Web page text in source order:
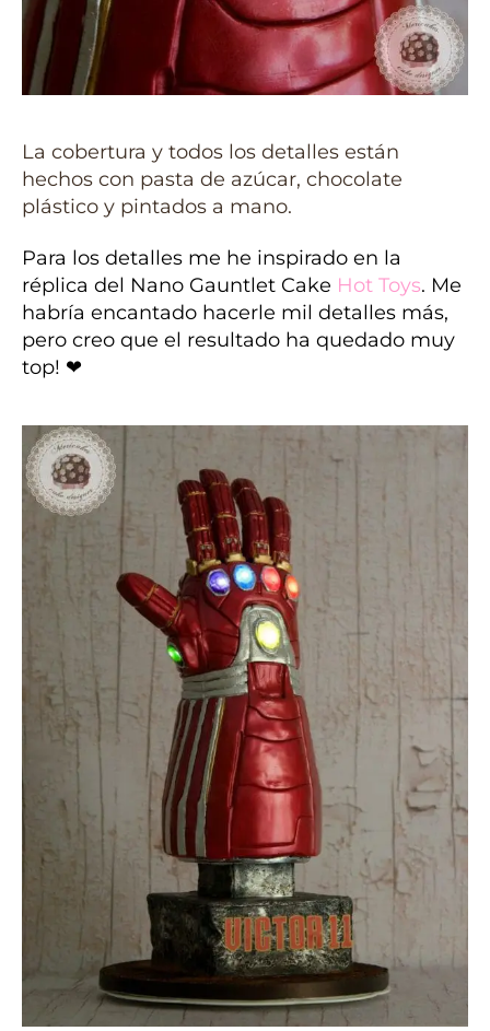
La cobertura y todos los detalles están
hechos con pasta de azúcar, chocolate
plástico y pintados a mano.
Para los detalles me he inspirado en la
réplica del Nano Gauntlet Cake Hot Toys. Me
habría encantado hacerle mil detalles más,
pero creo que el resultado ha quedado muy
top! ❤